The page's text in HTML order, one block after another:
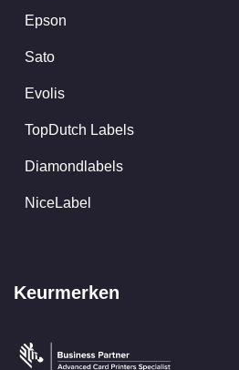
Epson
Sato
Evolis
TopDutch Labels
Diamondlabels
NiceLabel
Keurmerken